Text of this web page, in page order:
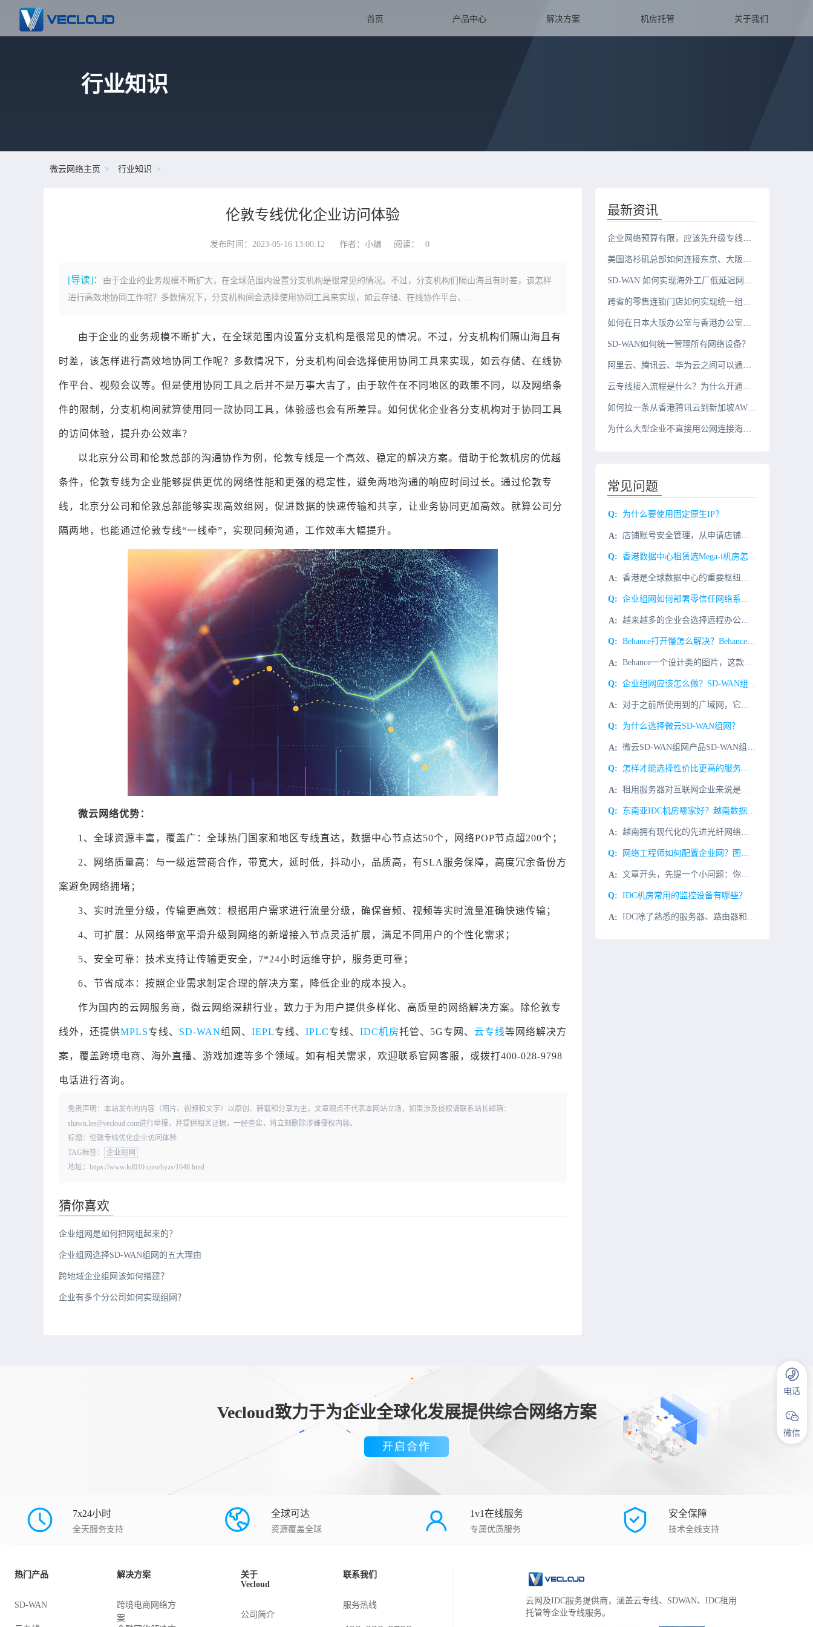
首页 产品中心 解决方案 机房托管 关于我们
行业知识
微云网络主页 行业知识
伦敦专线优化企业访问体验
发布时间：2023-05-16 13:00:12 作者：小编 阅读： 0
[导读]：
由于企业的业务规模不断扩大，在全球范围内设置分支机构是很常见的情况。不过，分支机构们隔山海且有时差，该怎样
进行高效地协同工作呢？多数情况下，分支机构间会选择使用协同工具来实现，如云存储、在线协作平台、...
由于企业的业务规模不断扩大，在全球范围内设置分支机构是很常见的情况。不过，分支机构们隔山海且有
时差，该怎样进行高效地协同工作呢？多数情况下，分支机构间会选择使用协同工具来实现，如云存储、在线协
作平台、视频会议等。但是使用协同工具之后并不是万事大吉了，由于软件在不同地区的政策不同，以及网络条
件的限制，分支机构间就算使用同一款协同工具，体验感也会有所差异。如何优化企业各分支机构对于协同工具
的访问体验，提升办公效率？
以北京分公司和伦敦总部的沟通协作为例，伦敦专线是一个高效、稳定的解决方案。借助于伦敦机房的优越
条件，伦敦专线为企业能够提供更优的网络性能和更强的稳定性，避免两地沟通的响应时间过长。通过伦敦专
线，北京分公司和伦敦总部能够实现高效组网，促进数据的快速传输和共享，让业务协同更加高效。就算公司分
隔两地，也能通过伦敦专线“一线牵”，实现同频沟通，工作效率大幅提升。
微云网络优势：
1、全球资源丰富，覆盖广：全球热门国家和地区专线直达，数据中心节点达50个，网络POP节点超200个；
2、网络质量高：与一级运营商合作，带宽大，延时低，抖动小，品质高，有SLA服务保障，高度冗余备份方
案避免网络拥堵；
3、实时流量分级，传输更高效：根据用户需求进行流量分级，确保音频、视频等实时流量准确快速传输；
4、可扩展：从网络带宽平滑升级到网络的新增接入节点灵活扩展，满足不同用户的个性化需求；
5、安全可靠：技术支持让传输更安全，7*24小时运维守护，服务更可靠；
6、节省成本：按照企业需求制定合理的解决方案，降低企业的成本投入。
作为国内的云网服务商，微云网络深耕行业，致力于为用户提供多样化、高质量的网络解决方案。除伦敦专
线外，还提供MPLS专线、 SD-WAN组网、 IEPL专线、 IPLC专线、 IDC机房托管、5G专网、 云专线等网络解决方
案，覆盖跨境电商、海外直播、游戏加速等多个领域。如有相关需求，欢迎联系官网客服，或拨打400-028-9798
电话进行咨询。
免责声明：本站发布的内容（图片、视频和文字）以原创、转载和分享为主，文章观点不代表本网站立场，如果涉及侵权请联系站长邮箱：
shawn.lee@vecloud.com进行举报，并提供相关证据，一经查实，将立刻删除涉嫌侵权内容。
标题：伦敦专线优化企业访问体验
TAG标签：
企业组网
地址：https://www.kd010.com/hyzs/1648.html
猜你喜欢
企业组网是如何把网组起来的？
企业组网选择SD-WAN组网的五大理由
跨地域企业组网该如何搭建？
企业有多个分公司如何实现组网？
最新资讯
企业网络预算有限，应该先升级专线还是服务器？
美国洛杉矶总部如何连接东京、大阪、新加坡三地办公室？
SD-WAN 如何实现海外工厂低延迟网络？
跨省的零售连锁门店如何实现统一组网？
如何在日本大阪办公室与香港办公室之间搭建组网？
SD-WAN如何统一管理所有网络设备？
阿里云、腾讯云、华为云之间可以通过云专线互联吗？
云专线接入流程是什么？为什么开通周期需要几周？
如何拉一条从香港腾讯云到新加坡AWS的10G云专线？
为什么大型企业不直接用公网连接海外办公室？
常见问题
为什么要使用固定原生IP？
店铺账号安全管理，从申请店铺的第一天开始。当我们要申请跨境平台的店铺，除了常规的准备一套全新的个人或公司资料，卖家信息表(联系人中英文姓名，联系方式，邮箱等)，产品信息表，双币种信用卡等，千万不要忘了
香港数据中心租赁选Mega-i机房怎么样？
香港是全球数据中心的重要枢纽，而位于香港柴湾的MEGA-i机房，更是其中的佼佼者。MEGA-i机房是全球最大型符合国际Tier 3+标准的数据中心之一。这个数据中心占地超过350,000平方呎，位于自
企业组网如何部署零信任网络系统？
越来越多的企业会选择远程办公，相对于传统的内网办公环境来说，远程办公必然会对企业原有的网络带来影响。要想满足远程办公的需要，那么企业就需要部署零信任网络系统，在这一系统中，不论是内网访问还是外网访问，
Behance打开慢怎么解决？Behance最新打开方法
Behance一个设计类的图片，这款网站一直深受设计师们的喜爱，到了今天还有很多朋友都说打开Behance网站显示无法访问，那么Behance网站应该怎么进呢?小编今天介绍几种Behance网站访问解
企业组网应该怎么做？SD-WAN组网方式由哪些好处？
对于之前所使用到的广域网，它的功能主要是将分支机构以及园区当中的用户连接直接综合的数据服务中心当中来进行托管。这样的应用程序安全性很成问题，在费用上也会更多一些。大部分情况下，为了可以提高信息的安全性
为什么选择微云SD-WAN组网？
微云SD-WAN组网产品SD-WAN组网是微云网络提供的高速、安全、稳定的连接服务；基于微云SD-WAN网络，客户端安装SD-WAN设备，通过互联网的接入方式连接，满足不同地域互联需求。帮助企业快速构
怎样才能选择性价比更高的服务器租用?
租用服务器对互联网企业来说是一项巨大的成本支出。所以在租用服务器时，企业需要如何选择性价比更高的服务器租赁？1.整合网站对于一个企业，我们可以考虑是不是可以将一些网站进行整合，比如让所有统一级别的网站
东南亚IDC机房哪家好？越南数据中心
越南拥有现代化的先进光纤网络，满足国内外客户对通信方面的需求。其本土通信链接相互交织，提供了一个无干扰的分发网络，确保在任何情况下都可以顺利地进行沟通。越南数据中心采用了VSAT-IP/IPSTAR设
网络工程师如何配置企业网？图文并茂，小白也能看懂
文章开头，先提一个小问题：你认为，一个企业网的基本配置有哪些？有小白会疑惑，企业网络和家庭网络有啥区别？又或者是：家里的网络不就是一个网线+路由器吗，企业能多复杂？这就是对咱网工的世界一无所知的最佳案
IDC机房常用的监控设备有哪些？
IDC除了熟悉的服务器、路由器和其他网络设备外，机房还有各种电源设备和复杂的环境。为了确保机房子系统的安全稳定运行，还需要实施机房监控系统，此时使用监控设备。今天我们将介绍它IDC机房常用的监控设备有
Vecloud致力于为企业全球化发展提供综合网络方案
开启合作
7x24小时
全天服务支持
全球可达
资源覆盖全球
1v1在线服务
专属优质服务
安全保障
技术全线支持
热门产品
SD-WAN
解决方案
跨境电商网络方
案
关于
Vecloud
公司简介
联系我们
服务热线
云网及IDC服务提供商，涵盖云专线、SDWAN、IDC租用
托管等企业专线服务。
电话
微信